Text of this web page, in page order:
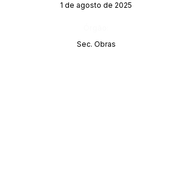
1 de agosto de 2025
Sec. Obras